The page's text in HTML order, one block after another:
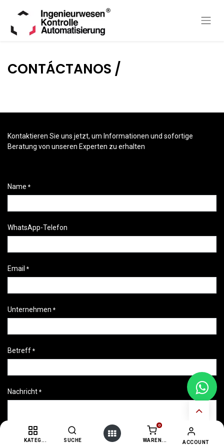
KATEG... SUCHE
0
WAREN... ACCOUNT
CONTÁCTANOS /
Kontaktieren Sie uns jetzt, um Informationen und sofortige
Beratung von unseren Experten zu erhalten
Name *
WhatsApp-Telefon
Email *
Unternehmen *
Betreff *
Nachricht *